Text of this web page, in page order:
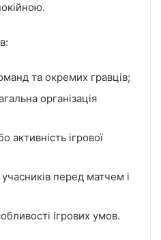
та окремих гравців;
організація
активність ігрової
перед матчем і
ігрових умов.